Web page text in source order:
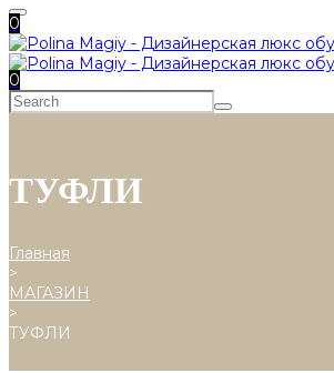
0
0
ТУФЛИ
Главная
>
МАГАЗИН
>
ТУФЛИ